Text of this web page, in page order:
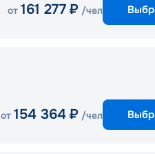
от 161 277 ₽ /чел
от 154 364 ₽ /чел